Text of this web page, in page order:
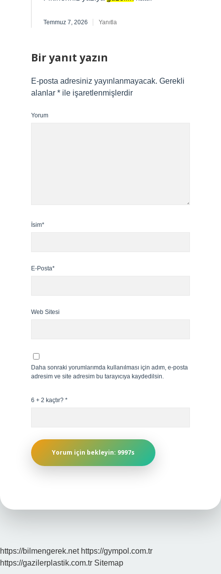
Temmuz 7, 2026 Yanıtla
Bir yanıt yazın
E-posta adresiniz yayınlanmayacak. Gerekli
alanlar * ile işaretlenmişlerdir
Yorum
İsim*
E-Posta*
Web Sitesi
Daha sonraki yorumlarımda kullanılması için adım, e-posta
adresim ve site adresim bu tarayıcıya kaydedilsin.
6 + 2 kaçtır? *
https://bilmengerek.net https://gympol.com.tr
https://gazilerplastik.com.tr Sitemap